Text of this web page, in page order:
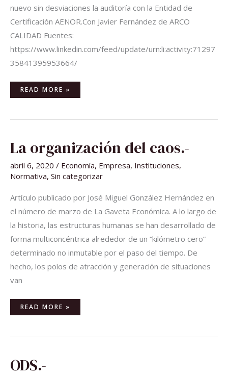
nuevo sin desviaciones la auditoría con la Entidad de
Certificación AENOR.Con Javier Fernández de ARCO
CALIDAD Fuentes:
https://www.linkedin.com/feed/update/urn:li:activity:71297
35841395953664/
READ MORE »
La organización del caos.-
abril 6, 2020 / Economía, Empresa, Instituciones,
Normativa, Sin categorizar
Artículo publicado por José Miguel González Hernández en
el número de marzo de La Gaveta Económica. A lo largo de
la historia, las estructuras humanas se han desarrollado de
forma multiconcéntrica alrededor de un “kilómetro cero”
determinado no inmutable por el paso del tiempo. De
hecho, los polos de atracción y generación de situaciones
van
ORGANIZACIÓN
DEL
READ MORE »
ODS.-
ODS.-